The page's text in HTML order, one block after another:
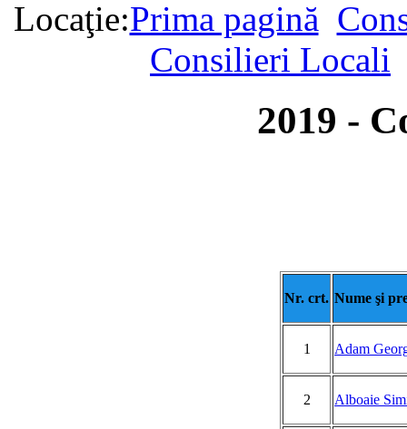
Locaţie:Prima pagină
Consilieri Locali
2019 -
Nr. crt. Nume şi
1 Adam
2 Alboaie